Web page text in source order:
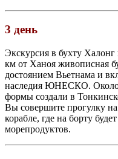
3 день
Экскурсия в бухту Халонг
км от Ханоя живописная
достоянием Вьетнама и
наследия ЮНЕСКО. Около
формы создали в
Вы совершите прогулку
корабле, где на борту
морепродуктов.